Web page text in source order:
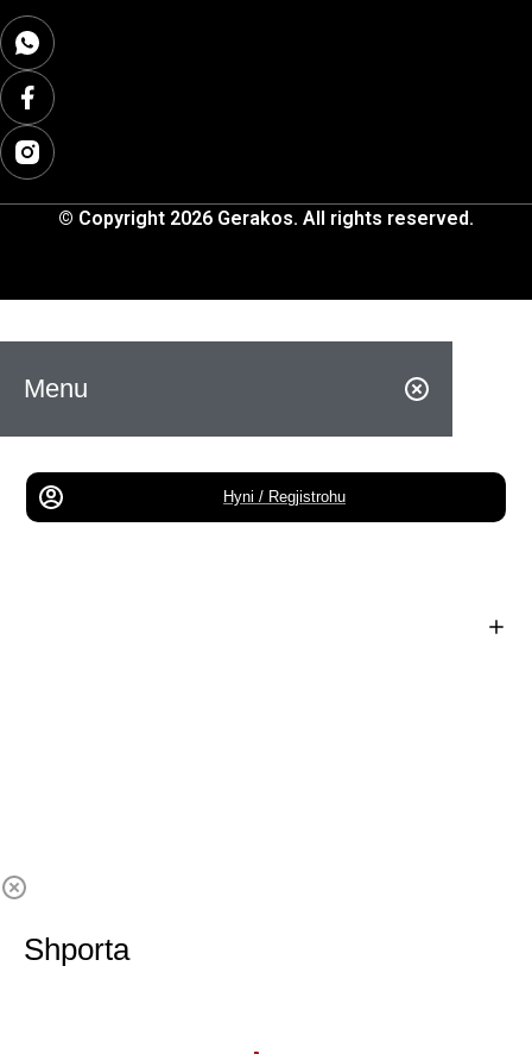
© Copyright 2026 Gerakos. All rights reserved.
Menu
Hyni / Regjistrohu
Shporta